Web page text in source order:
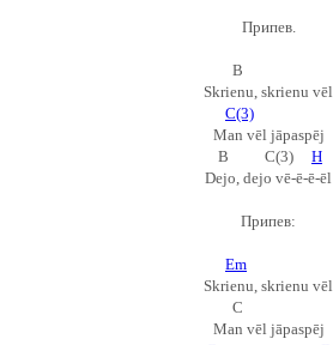
Припев.
B
Skrienu, skrienu vēl
С(3)
Man vēl jāpaspēj
B C(3) H
Dejo, dejo vē-ē-ē-ēl
Припев:
Em
Skrienu, skrienu vēl
C
Man vēl jāpaspēj